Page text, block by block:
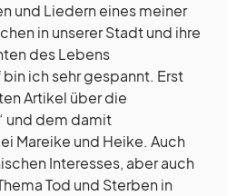
und Liedern eines meiner
in unserer Stadt und ihre
des Lebens
ich sehr gespannt. Erst
Artikel über die
und dem damit
Mareike und Heike. Auch
Interesses, aber auch
Tod und Sterben in